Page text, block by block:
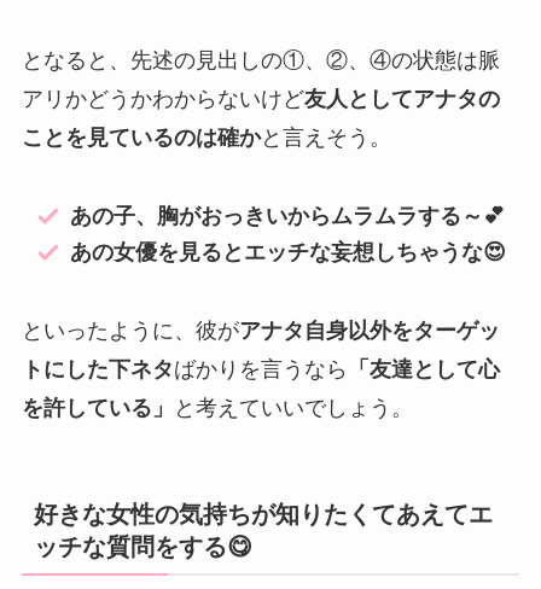
となると、先述の見出しの①、②、④の状態は脈
アリかどうかわからないけど友人としてアナタの
ことを見ているのは確かと言えそう。
あの子、胸がおっきいからムラムラする～💕
あの女優を見るとエッチな妄想しちゃうな😍
といったように、彼がアナタ自身以外をターゲッ
トにした下ネタばかりを言うなら
「友達として心
を許している」
と考えていいでしょう。
好きな女性の気持ちが知りたくてあえてエ
ッチな質問をする😋